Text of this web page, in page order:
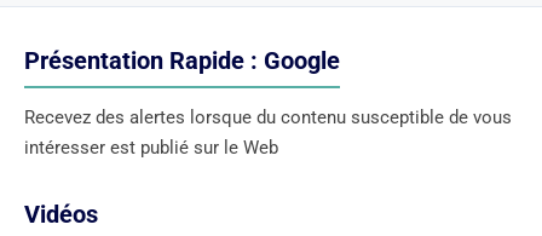
Présentation Rapide : Google
Recevez des alertes lorsque du contenu susceptible de vous
intéresser est publié sur le Web
Vidéos